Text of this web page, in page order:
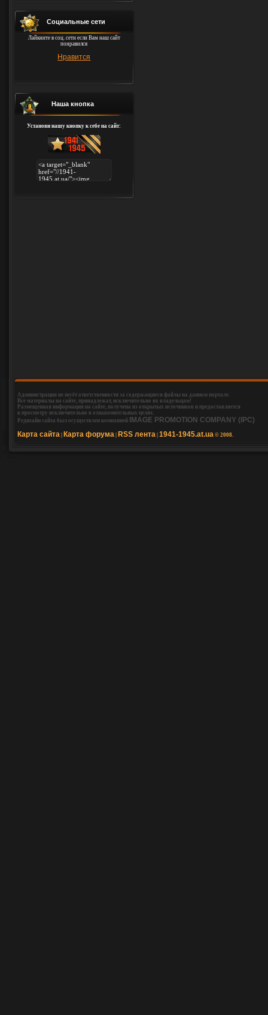
Социальные сети
Лайкните в соц. сети если Вам наш сайт
понравился
Нравится
Наша кнопка
Установи нашу кнопку к себе на сайт:
Администрация не несёт ответственности за содержащиеся файлы на данном портале.
Все материалы на сайте, принадлежат, исключительно их владельцам!
Размещенная информация на сайте, получена из открытых источников и предоставляется
к просмотру исключительно в ознакомительных целях.
Редизайн сайта был осуществлен компанией
IMAGE PROMOTION COMPANY (IPC)
Карта сайта Карта форума RSS лента 1941-1945.at.ua © 2008.